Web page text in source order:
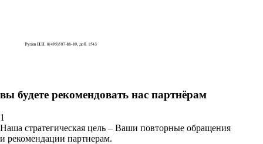
вы будете рекомендовать нас партнёрам
1
Наша стратегическая цель – Ваши повторные обращения
и рекомендации партнерам.